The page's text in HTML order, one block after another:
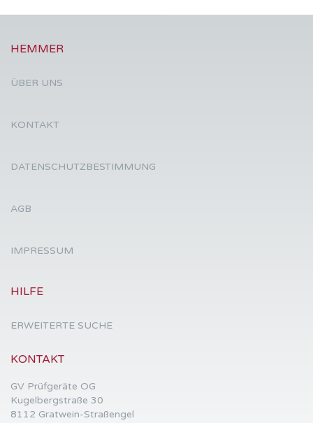
HEMMER
ÜBER UNS
KONTAKT
DATENSCHUTZBESTIMMUNG
AGB
IMPRESSUM
HILFE
ERWEITERTE SUCHE
KONTAKT
GV Prüfgeräte OG
Kugelbergstraße 30
8112 Gratwein-Straßengel